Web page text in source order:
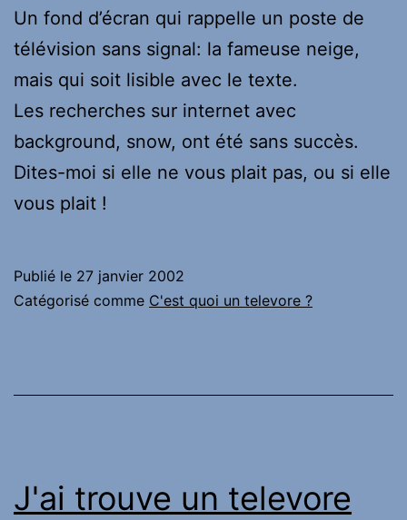
Un fond d’écran qui rappelle un poste de
télévision sans signal: la fameuse neige,
mais qui soit lisible avec le texte.
Les recherches sur internet avec
background, snow, ont été sans succès.
Dites-moi si elle ne vous plait pas, ou si elle
vous plait !
Publié le 27 janvier 2002
Catégorisé comme C'est quoi un televore ?
J'ai trouve un televore